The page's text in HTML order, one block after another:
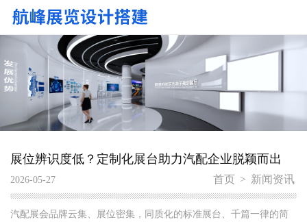
展位辨识度低？定制化展台助力汽配企业脱颖而出
2026-05-27 首页 > 新闻资讯
汽配展会品牌云集、展位密集，同质化的标准展台、千篇一律的简